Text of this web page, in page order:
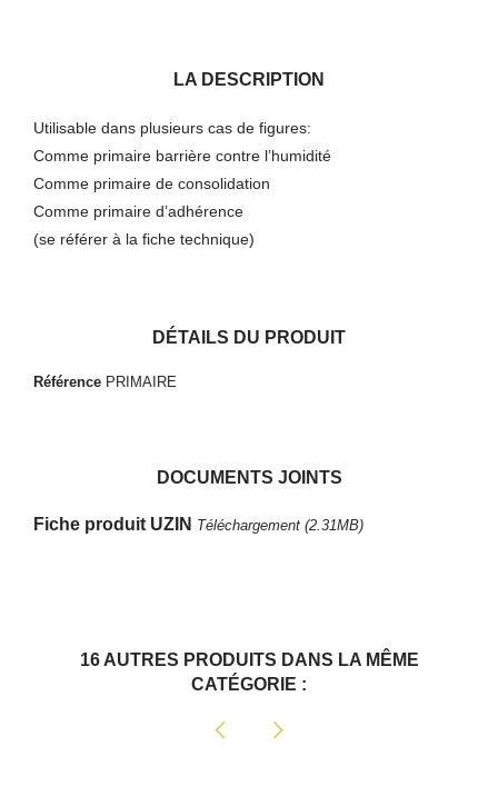
LA DESCRIPTION
Utilisable dans plusieurs cas de figures:
Comme primaire barrière contre l’humidité
Comme primaire de consolidation
Comme primaire d’adhérence
(se référer à la fiche technique)
DÉTAILS DU PRODUIT
Référence PRIMAIRE
DOCUMENTS JOINTS
Fiche produit UZIN Téléchargement (2.31MB)
16 AUTRES PRODUITS DANS LA MÊME
CATÉGORIE :